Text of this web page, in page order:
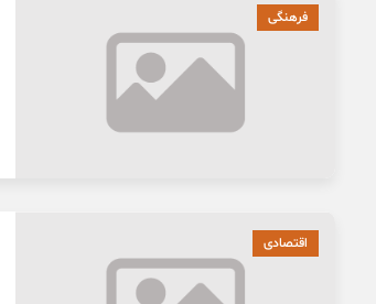
فرهنگی
اقتصادی